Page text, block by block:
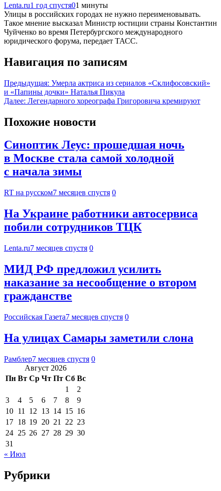
Lenta.ru1 год спустя01 минуты
Улицы в российских городах не нужно переименовывать.
Такое мнение высказал Министр юстиции страны Константин
Чуйченко во время Петербургского международного
юридического форума, передает ТАСС.
Навигация по записям
Предыдущая: Умерла актриса из сериалов «Склифосовский»
и «Папины дочки» Наталья Пикула
Далее: Легендарного хореографа Григоровича кремируют
Похожие новости
Синоптик Леус: прошедшая ночь
в Москве стала самой холодной
с начала зимы
RT на русском7 месяцев спустя 0
На Украине работники автосервиса
побили сотрудников ТЦК
Lenta.ru7 месяцев спустя 0
МИД РФ предложил усилить
наказание за несообщение о втором
гражданстве
Российская Газета7 месяцев спустя 0
На улицах Самары заметили слона
Рамблер7 месяцев спустя 0
Август 2026
Пн Вт Ср Чт Пт Сб Вс
1
2
3
4 5 6 7 8
9
10 11 12 13 14 15 16
17 18 19 20 21 22 23
24 25 26 27 28 29 30
31
« Июл
Рубрики